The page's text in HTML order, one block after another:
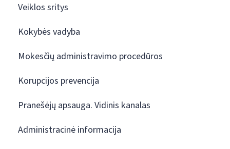
Veiklos sritys
Kokybės vadyba
Mokesčių administravimo procedūros
Korupcijos prevencija
Pranešėjų apsauga. Vidinis kanalas
Administracinė informacija